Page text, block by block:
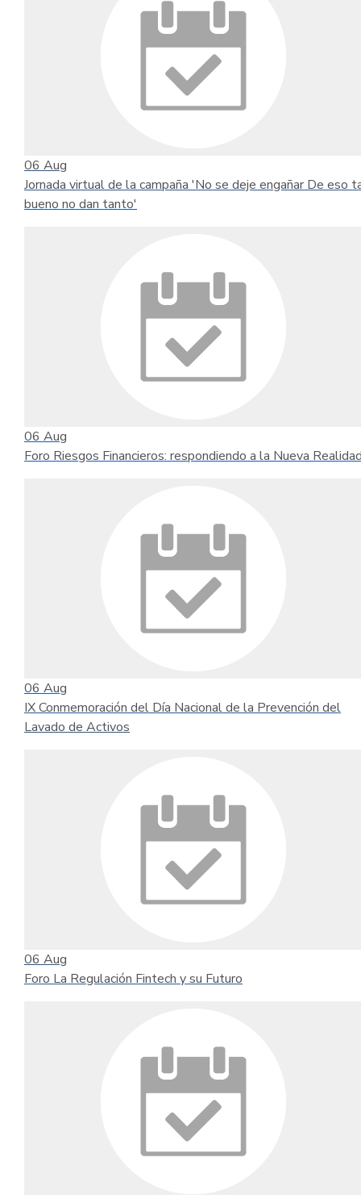
06 Aug
Jornada virtual de la campaña 'No se deje engañar De eso
bueno no dan tanto'
06 Aug
Foro Riesgos Financieros: respondiendo a la Nueva
06 Aug
IX Conmemoración del Día Nacional de la Prevención del
Lavado de Activos
06 Aug
Foro La Regulación Fintech y su Futuro